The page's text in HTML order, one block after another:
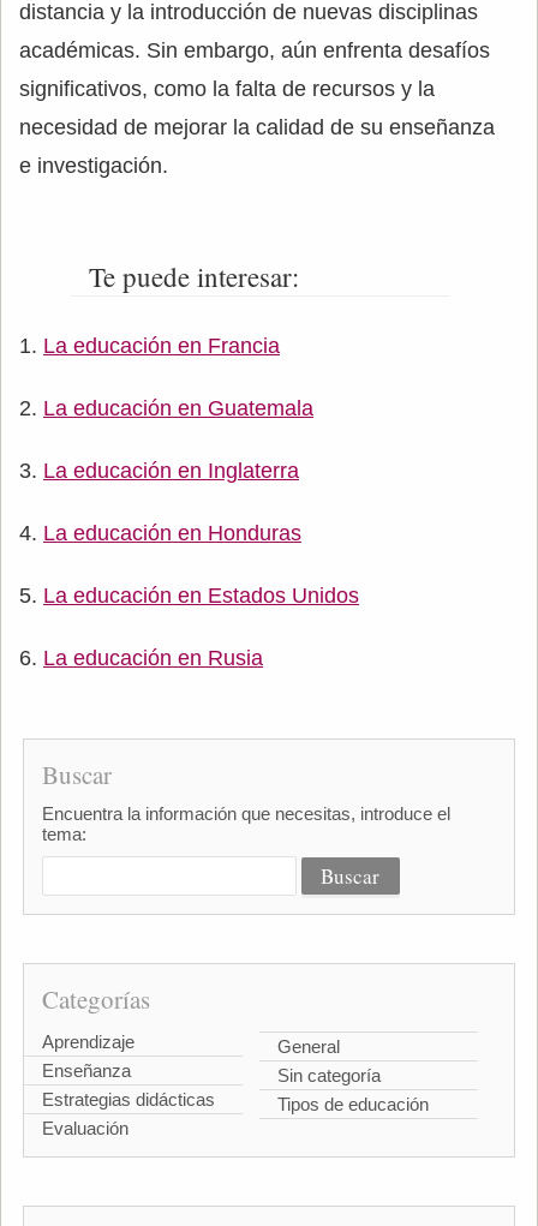
distancia y la introducción de nuevas disciplinas
académicas. Sin embargo, aún enfrenta desafíos
significativos, como la falta de recursos y la
necesidad de mejorar la calidad de su enseñanza
e investigación.
Te puede interesar:
La educación en Francia
La educación en Guatemala
La educación en Inglaterra
La educación en Honduras
La educación en Estados Unidos
La educación en Rusia
Buscar
Encuentra la información que necesitas, introduce el
tema:
Categorías
Aprendizaje
Enseñanza
Estrategias didácticas
Evaluación
General
Sin categoría
Tipos de educación